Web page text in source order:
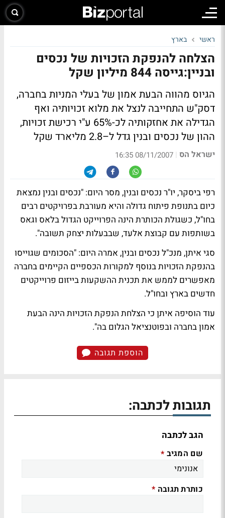
ראשי בארץ
הצלחה להנפקת הזכויות של נכסים
ובניין:גייסה 844 מיליון שקל
הגיוס מהווה הבעת אמון של בעלי המניות בחברה,
דסק"ש התחייבה לנצל את מלוא זכויותיה ואף
הגדילה את אחזקותיה לכ-65% ע"י רכישת זכויות,
ההון של נכסים ובנין גדל ל–2.8 מליארד שקל
ישראל הס |
08/11/2007 16:35
רפי ביסקר, יו"ר נכסים ובנין, מסר היום: "נכסים ובנין נמצאת
כיום בתנופת פיתוח גדולה והיא מעורבת בפרויקטים רבים
בחו"ל, כשגולת הכותרת הינה הפרוייקט הגדול בלאס וגאס
בשותפות עם קבוצת אלעד, שבבעלות יצחק תשובה".
סגי איתן, מנכ"ל נכסים ובנין, אמרה היום: "הסכומים שגוייסו
בהנפקת הזכויות בנוסף למקורות הכספיים הקיימים בחברה
מאפשרים לממש את תכנית ההשקעות בייזום פרוייקטים
חדשים בארץ ובחו"ל.
עוד הוסיפה איתן כי הצלחת הנפקת הזכויות הינה הבעת
אמון בחברה ובפוטנציאל הגלום בה".
הוספת תגובה
תגובות לכתבה:
הגב לכתבה
שם המגיב *
כותרת תגובה *